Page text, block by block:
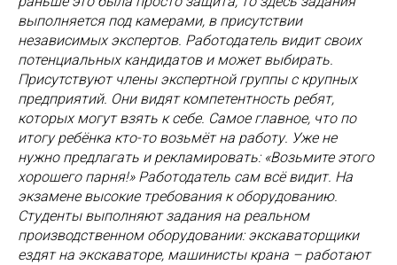
выполняется под камерами, в присутствии
независимых экспертов. Работодатель видит своих
потенциальных кандидатов и может выбирать.
Присутствуют члены экспертной группы с крупных
предприятий. Они видят компетентность ребят,
которых могут взять к себе. Самое главное, что по
итогу ребёнка кто-то возьмёт на работу. Уже не
нужно предлагать и рекламировать: «Возьмите этого
хорошего парня!» Работодатель сам всё видит. На
экзамене высокие требования к оборудованию.
Студенты выполняют задания на реальном
производственном оборудовании: экскаваторщики
ездят на экскаваторе, машинисты крана – работают